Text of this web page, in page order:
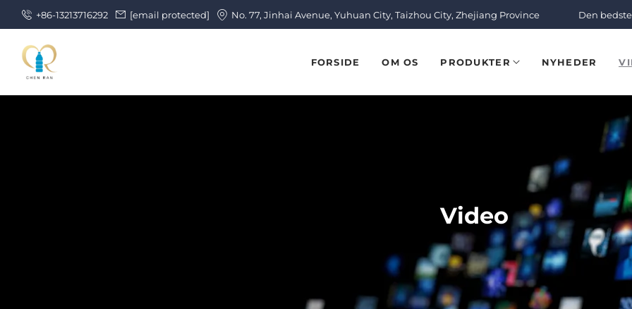
+86-13213716292 [email protected] No. 77, Jinhai Avenue, Yuhuan City, Taizhou City, Zhejiang Province Den
FORSIDE OM OS PRODUKTER NYHEDER
Video